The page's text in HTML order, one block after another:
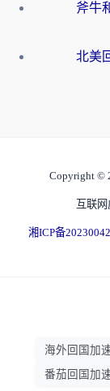
Copyright ©
互联
湘ICP备
海外回国加
番茄回国加